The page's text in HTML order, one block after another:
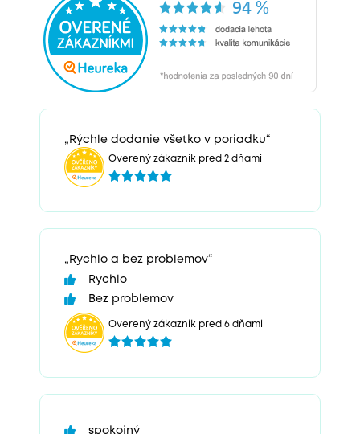
„Rýchle dodanie všetko v poriadku“
Overený zákazník pred 2 dňami
„Rychlo a bez problemov“
Rychlo
Bez problemov
Overený zákazník pred 6 dňami
spokojný